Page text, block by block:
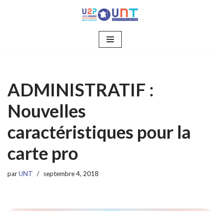
ADMINISTRATIF :
Nouvelles
caractéristiques pour la
carte pro
parUNT septembre 4, 2018